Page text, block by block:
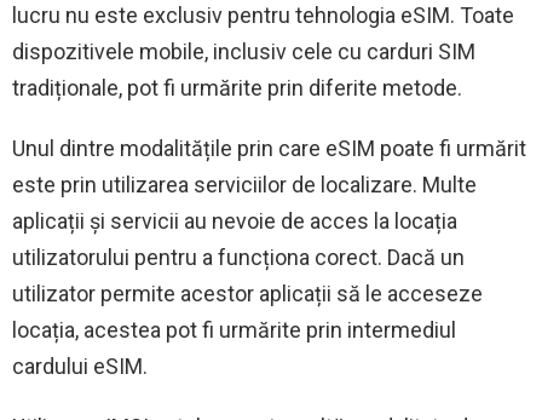
lucru nu este exclusiv pentru tehnologia eSIM. Toate
dispozitivele mobile, inclusiv cele cu carduri SIM
tradiționale, pot fi urmărite prin diferite metode.
Unul dintre modalitățile prin care eSIM poate fi urmărit
este prin utilizarea serviciilor de localizare. Multe
aplicații și servicii au nevoie de acces la locația
utilizatorului pentru a funcționa corect. Dacă un
utilizator permite acestor aplicații să le acceseze
locația, acestea pot fi urmărite prin intermediul
cardului eSIM.